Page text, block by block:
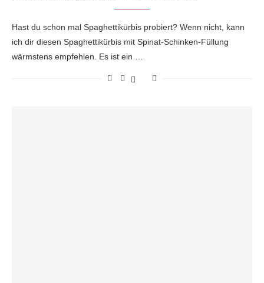
Hast du schon mal Spaghettikürbis probiert? Wenn nicht, kann
ich dir diesen Spaghettikürbis mit Spinat-Schinken-Füllung
wärmstens empfehlen. Es ist ein …